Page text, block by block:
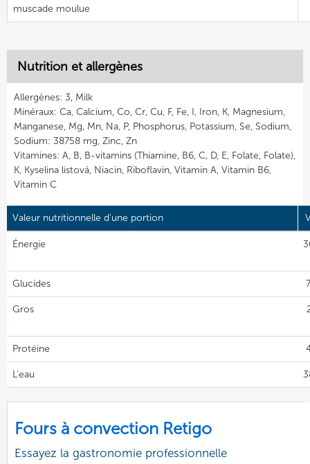
muscade moulue
Nutrition et allergènes
Allergènes: 3, Milk
Minéraux: Ca, Calcium, Co, Cr, Cu, F, Fe, I, Iron, K, Magnesium,
Manganese, Mg, Mn, Na, P, Phosphorus, Potassium, Se, Sodium,
Sodium: 38758 mg, Zinc, Zn
Vitamines: A, B, B-vitamins (Thiamine, B6, C, D, E, Folate, Folate),
K, Kyselina listová, Niacin, Riboflavin, Vitamin A, Vitamin B6,
Vitamin C
Valeur nutritionnelle d'une portion
Énergie
Glucides
Gros
Protéine
L'eau
Fours à convection Retigo
Essayez la gastronomie professionnelle